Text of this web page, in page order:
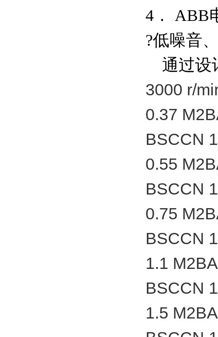
4． ABB
?低噪音
通过设
3000 r/
0.37
BSCCN
0.55
BSCCN
0.75
BSCCN
1.1
BSCCN
1.5